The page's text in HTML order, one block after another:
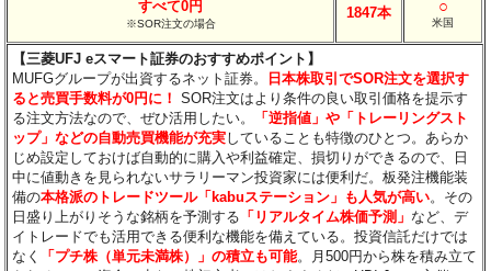
すべて0円
※SOR注文の場合
1847本 ○
米国
【三菱UFJ eスマート証券のおすすめポイント】
MUFGグループが出資するネット証券。
日本株取引でSOR注文を選択す
ると売買手数料が0円に！ SOR注文はより条件の良い取引価格を提示す
る注文方法なので、ぜひ活用したい。
「逆指値」や「トレーリングスト
ップ」などの自動売買機能が充実していることも特徴のひとつ。あらか
じめ設定しておけば自動的に購入や利益確定、損切りができるので、日
中に値動きを見られないサラリーマン投資家には便利だ。板発注機能装
備の本格派のトレードツール「kabuステーション」も人気が高い。その
日盛り上がりそうな銘柄を予測する 「リアルタイム株価予測」 など、デ
イトレードでも活用できる便利な機能を備えている。投資信託だけでは
なく
「プチ株（単元未満株）」の積立も可能。月500円から株を積み立て